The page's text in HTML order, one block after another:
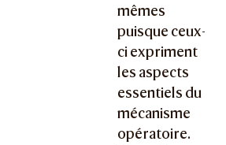
mêmes
puisque ceux-
ci expriment
les aspects
essentiels du
mécanisme
opératoire.